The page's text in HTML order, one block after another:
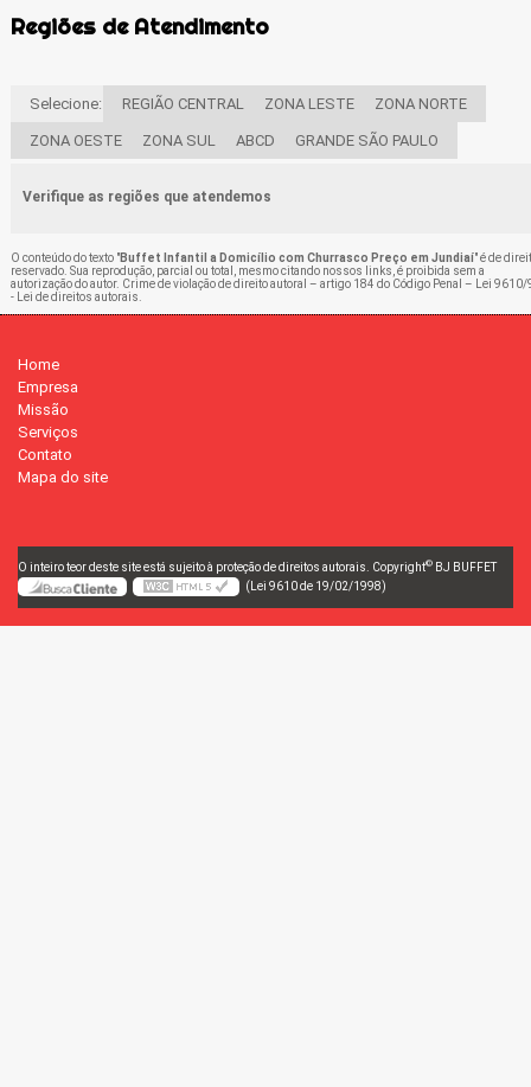
Regiões de Atendimento
Selecione: REGIÃO CENTRAL ZONA LESTE ZONA NORTE
ZONA OESTE ZONA SUL ABCD GRANDE SÃO PAULO
Verifique as regiões que atendemos
O conteúdo do texto "Buffet Infantil a Domicílio com Churrasco Preço em Jundiaí" é de
reservado. Sua reprodução, parcial ou total, mesmo citando nossos links, é proibida sem a
autorização do autor. Crime de violação de direito autoral – artigo 184 do Código Penal –
Lei 9610/
- Lei de direitos autorais
Home
Empresa
Missão
Serviços
Contato
Mapa do site
O inteiro teor deste site está sujeito à proteção de direitos autorais. Copyright© BJ BUFFET
(Lei 9610 de 19/02/1998)